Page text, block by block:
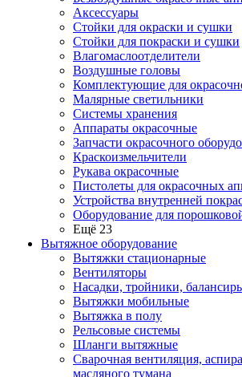
Аксессуары
Стойки для окраски и сушки
Стойки для покраски и сушки
Влагомаслоотделители
Воздушные головы
Комплектующие для
Малярные светильники
Системы хранения
Аппараты окрасочные
Запчасти окрасочного
Краскоизмельчители
Рукава окрасочные
Пистолеты для окрасочных
Устройства внутренней
Оборудование для
Ещё 23
Вытяжное оборудование
Вытяжки стационарные
Вентиляторы
Насадки, тройники,
Вытяжки мобильные
Вытяжка в полу
Рельсовые системы
Шланги вытяжные
Сварочная вентиляция,
масляного тумана